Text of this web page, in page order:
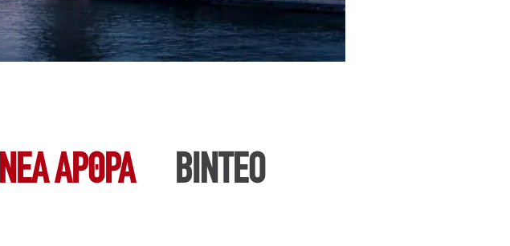
ΝΕΑ ΆΡΘΡΑ ΒΙΝΤΕΟ